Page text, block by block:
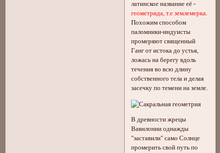
латинское название её -
геометрида, т.е землемерка.
Похожим способом
паломники-индуисты
промеряют священный
Ганг от истока до устья,
ложась на берегу вдоль
течения во всю длину
собственного тела и делая
засечку по темени на земле.
В древности жрецы
Вавилонии однажды
"заставили" само Солнце
промерить свой путь по